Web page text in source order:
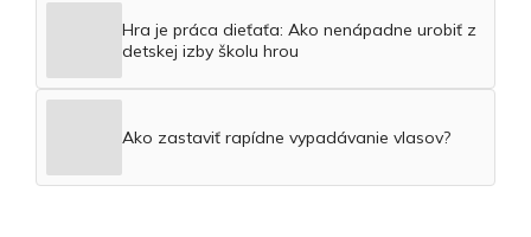
Hra je práca dieťaťa: Ako nenápadne urobiť z
detskej izby školu hrou
Ako zastaviť rapídne vypadávanie vlasov?